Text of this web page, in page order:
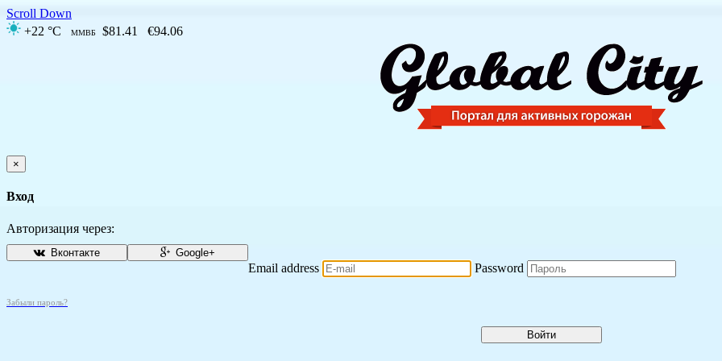
Scroll Down
+22 °C
ММВБ $81.41 €94.06
×
Вход
Авторизация через:
Вконтакте Google+
Email address Password
Забыли пароль?
Войти